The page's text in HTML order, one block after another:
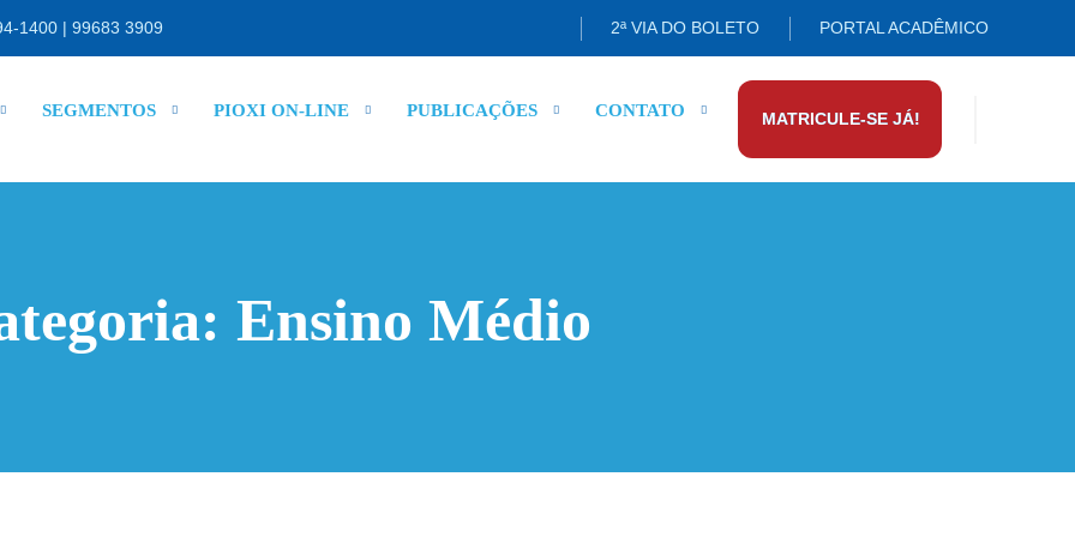
1400 | 99683 3909 2ª VIA DO BOLETO PORTAL ACADÊMICO
SEGMENTOS PIOXI ON-LINE PUBLICAÇÕES CONTATO MATRICULE-SE JÁ!
Ensino Médio